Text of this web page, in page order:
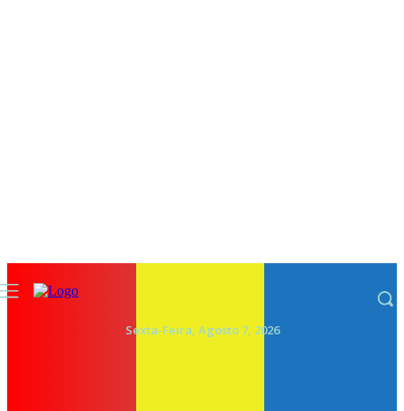
Sexta-Feira, Agosto 7, 2026